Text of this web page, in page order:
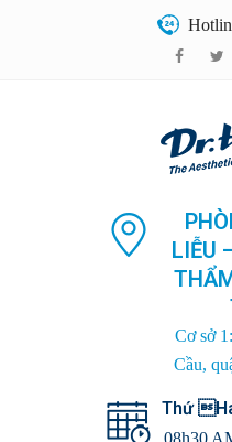
LIỄU
Cơ sở
Cầu,
Thứ
08h30